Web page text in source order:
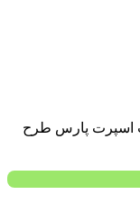
اسپرت پارس طرح